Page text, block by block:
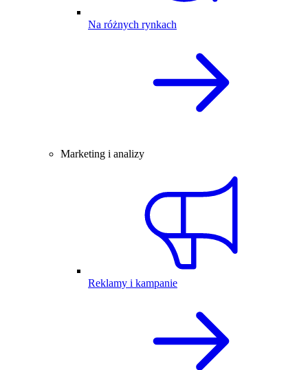
Na różnych rynkach
Marketing i analizy
Reklamy i kampanie